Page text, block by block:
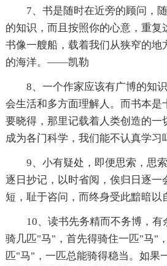
7、书是随时在近旁的顾问，
的知识，而且按照你的心意，重复
书像一艘船，载着我们从狭窄的地
的海洋。——凯勒
8、一个作家应该有广博的知
会生活和多方面理解人。而书本是
要晓得，那里记载着人类创造的一
成为各门科学，我们能不认真学
9、小有疑处，即便思索，思
逐日抄记，以时省阅，俟归日逐一
短，耻于咨问，而终身受此黯暗
10、读书先务精而不务博，
骑几匹"马"，首先得骑住一匹"马"
匹"马"，一匹总能骑得稳当。如果